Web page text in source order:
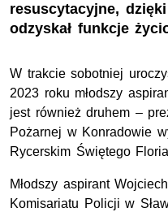
resuscytacyjne,
odzyskał funkcje
W trakcie sobotniej
2023 roku młodszy
jest również druhem –
Pożarnej w Konradowie
Rycerskim Świętego
Młodszy aspirant
Komisariatu Policji w